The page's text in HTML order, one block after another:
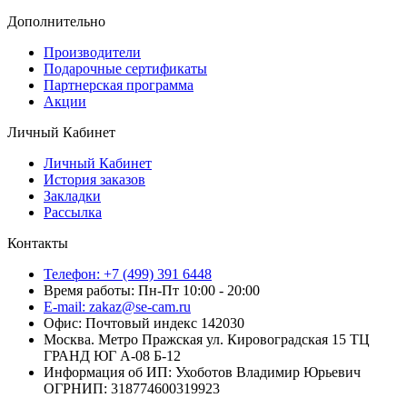
Дополнительно
Производители
Подарочные сертификаты
Партнерская программа
Акции
Личный Кабинет
Личный Кабинет
История заказов
Закладки
Рассылка
Контакты
Телефон: +7 (499) 391 6448
Время работы: Пн-Пт 10:00 - 20:00
E-mail: zakaz@se-cam.ru
Офис: Почтовый индекс 142030
Москва. Метро Пражская ул. Кировоградская 15 ТЦ
ГРАНД ЮГ А-08 Б-12
Информация об ИП: Ухоботов Владимир Юрьевич
ОГРНИП: 318774600319923